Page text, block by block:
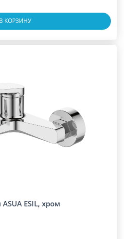
В КОРЗИНУ
ESIL, хром